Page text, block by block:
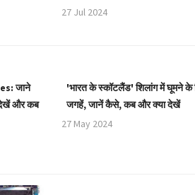
27 Jul 2024
जाने
देखें और कब
'भारत के स्कॉटलैंड' शिलांग में घूमने के
जगहें, जानें कैसे, कब और क्या देखें
27 May 2024